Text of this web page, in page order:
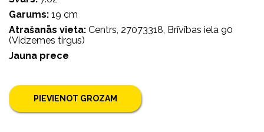
Garums: 19 cm
Atrašanās vieta: Centrs, 27073318, Brīvības iela 90
(Vidzemes tirgus)
Jauna prece
PIEVIENOT GROZAM